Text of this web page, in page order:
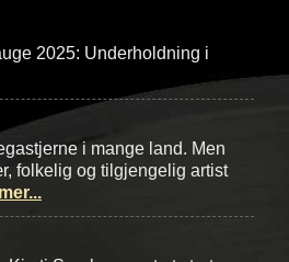
2025: Underholdning i
i mange land. Men
folkelig og tilgjengelig artist